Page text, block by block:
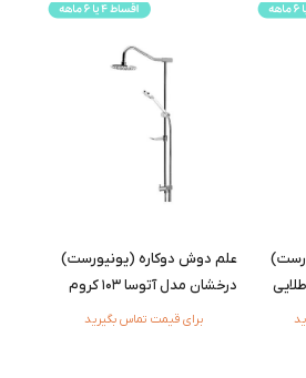
علم دوش دوکاره (یونیورست)
درخشان مدل آتوسا 103 کروم
برای قیمت تماس بگیرید